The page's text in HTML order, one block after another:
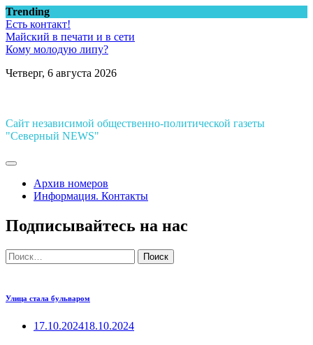
Перейти
к
содержимому
Trending
Есть контакт!
Майский в печати и в сети
Кому молодую липу?
Четверг, 6 августа 2026
Сайт независимой общественно-политической газеты
"Северный NEWS"
Архив номеров
Информация. Контакты
Подписывайтесь на нас
Найти:
Улица стала бульваром
17.10.202418.10.2024